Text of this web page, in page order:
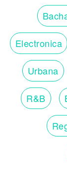
Electronica
Urbana
R&B